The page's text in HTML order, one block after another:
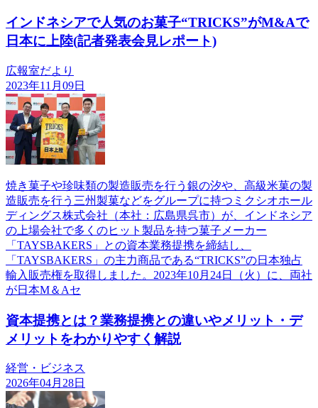
インドネシアで人気のお菓子“TRICKS”がM&Aで
日本に上陸(記者発表会見レポート)
広報室だより
2023年11月09日
焼き菓子や珍味類の製造販売を行う銀の汐や、高級米菓の製
造販売を行う三州製菓などをグループに持つミクシオホール
ディングス株式会社（本社：広島県呉市）が、インドネシア
の上場会社で多くのヒット製品を持つ菓子メーカー
「TAYSBAKERS」との資本業務提携を締結し、
「TAYSBAKERS」の主力商品である“TRICKS”の日本独占
輸入販売権を取得しました。2023年10月24日（火）に、両社
が日本M＆Aセ
資本提携とは？業務提携との違いやメリット・デ
メリットをわかりやすく解説
経営・ビジネス
2026年04月28日